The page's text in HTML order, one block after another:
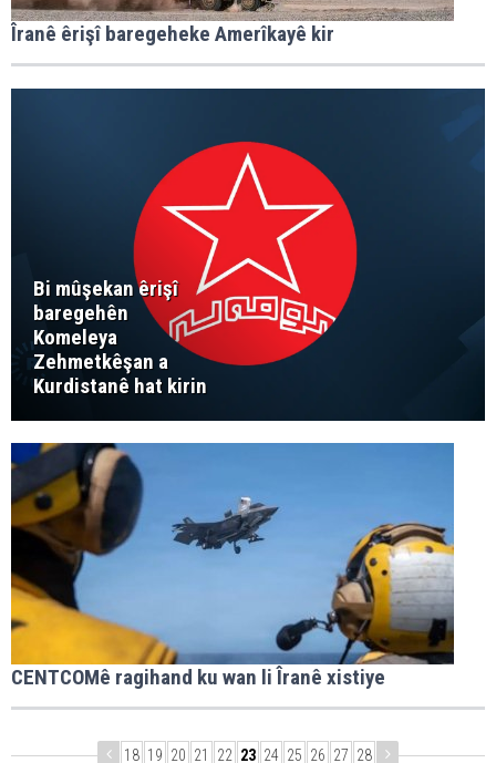
Îranê êrişî baregeheke Amerîkayê kir
Bi mûşekan êrişî
baregehên
Komeleya
Zehmetkêşan a
Kurdistanê hat kirin
CENTCOMê ragihand ku wan li Îranê xistiye
18 19 20 21 22 23 24 25 26 27 28